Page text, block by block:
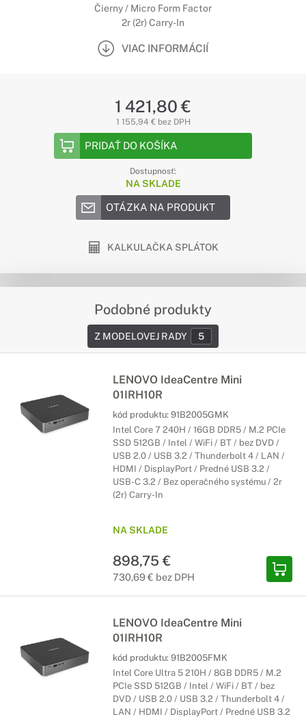
Čierny / Micro Form Factor
2r (2r) Carry-In
VIAC INFORMÁCIÍ
1 421,80 €
1 155,94 € bez DPH
PRIDAŤ DO KOŠÍKA
Dostupnosť:
NA SKLADE
OTÁZKA NA PRODUKT
KALKULAČKA SPLÁTOK
Podobné produkty
Z MODELOVEJ RADY 5
LENOVO IdeaCentre Mini
01IRH10R
kód produktu: 91B2005GMK
Intel Core 7 240H / 16GB DDR5 / M.2 PCIe
SSD 512GB / Intel / WiFi / BT / bez DVD /
USB 2.0 / USB 3.2 / Thunderbolt 4 / LAN /
HDMI / DisplayPort / Predné USB 3.2 /
USB-C 3.2 / Bez operačného systému / 2r
(2r) Carry-In
NA SKLADE
898,75 €
730,69 € bez DPH
LENOVO IdeaCentre Mini
01IRH10R
kód produktu: 91B2005FMK
Intel Core Ultra 5 210H / 8GB DDR5 / M.2
PCIe SSD 512GB / Intel / WiFi / BT / bez
DVD / USB 2.0 / USB 3.2 / Thunderbolt 4 /
LAN / HDMI / DisplayPort / Predné USB 3.2